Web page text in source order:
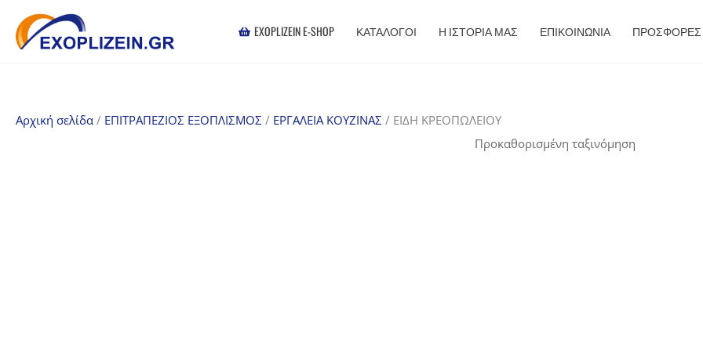
στο
περιεχόμενο
EXOPLIZEIN E-SHOP ΚΑΤΑΛΟΓΟΙ Η ΙΣΤΟΡΙΑ ΜΑΣ ΕΠΙΚΟΙΝΩΝΙΑ ΠΡΟΣΦΟΡΈΣ
Αρχική σελίδα / ΕΠΙΤΡΑΠΕΖΙΟΣ ΕΞΟΠΛΙΣΜΟΣ / ΕΡΓΑΛΕΙΑ ΚΟΥΖΙΝΑΣ / ΕΙΔΗ ΚΡΕΟΠΩΛΕΙΟΥ